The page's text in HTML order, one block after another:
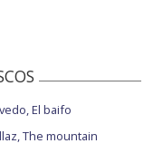
El baifo
The mountain